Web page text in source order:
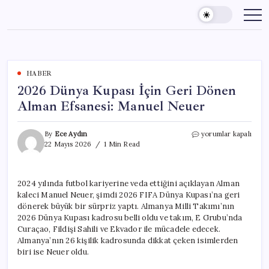
content
HABER
2026 Dünya Kupası İçin Geri Dönen
Alman Efsanesi: Manuel Neuer
By Ece Aydın
22 Mayıs 2026
1 Min Read
2026
Dönen
Alman
Efsanesi:
Manuel
Neuer
yorumlar kapalı
2024 yılında futbol kariyerine veda ettiğini açıklayan Alman
kaleci Manuel Neuer, şimdi 2026 FIFA Dünya Kupası’na geri
dönerek büyük bir sürpriz yaptı. Almanya Milli Takımı’nın
2026 Dünya Kupası kadrosu belli oldu ve takım, E Grubu’nda
Curaçao, Fildişi Sahili ve Ekvador ile mücadele edecek.
Almanya’nın 26 kişilik kadrosunda dikkat çeken isimlerden
biri ise Neuer oldu.